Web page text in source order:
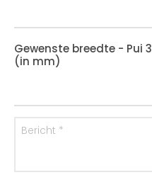
Gewenste breedte - Pui 3
(in mm)